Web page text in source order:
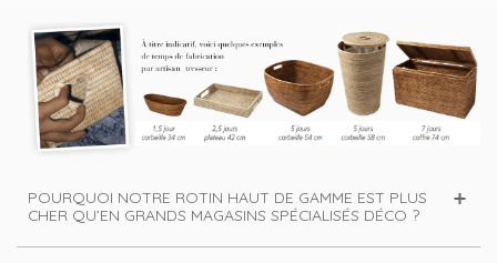
POURQUOI NOTRE ROTIN HAUT DE GAMME EST PLUS
CHER QU’EN GRANDS MAGASINS SPÉCIALISÉS DÉCO ?